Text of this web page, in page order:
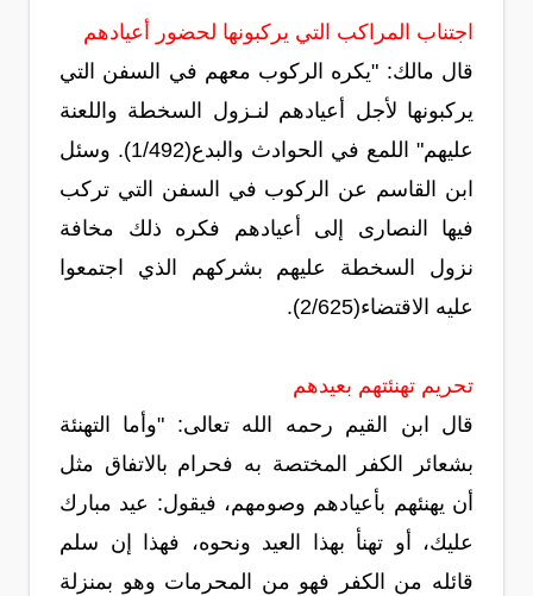
اجتناب المراكب التي يركبونها لحضور أعيادهم
قال مالك: "يكره الركوب معهم في السفن التي
يركبونها لأجل أعيادهم لنـزول السخطة واللعنة
عليهم" اللمع في الحوادث والبدع(1/492). وسئل
ابن القاسم عن الركوب في السفن التي تركب
فيها النصارى إلى أعيادهم فكره ذلك مخافة
نزول السخطة عليهم بشركهم الذي اجتمعوا
عليه الاقتضاء(2/625).
تحريم تهنئتهم بعيدهم
قال ابن القيم رحمه الله تعالى: "وأما التهنئة
بشعائر الكفر المختصة به فحرام بالاتفاق مثل
أن يهنئهم بأعيادهم وصومهم، فيقول: عيد مبارك
عليك، أو تهنأ بهذا العيد ونحوه، فهذا إن سلم
قائله من الكفر فهو من المحرمات وهو بمنزلة